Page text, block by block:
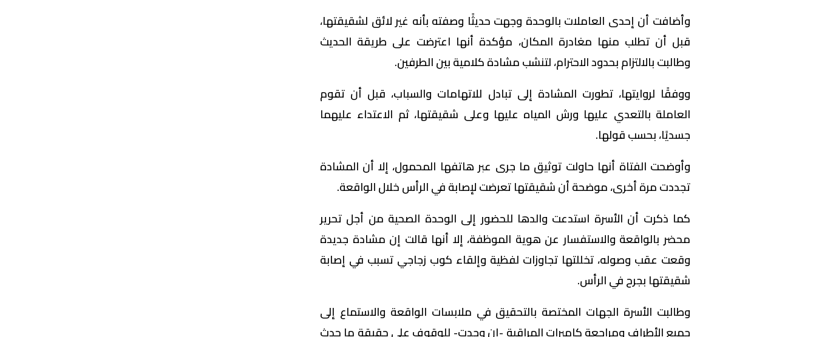
وأضافت أن إحدى العاملات بالوحدة وجهت حديثًا وصفته بأنه غير لائق لشقيقتها،
قبل أن تطلب منها مغادرة المكان، مؤكدة أنها اعترضت على طريقة الحديث
وطالبت بالالتزام بحدود الاحترام، لتنشب مشادة كلامية بين الطرفين.
ووفقًا لروايتها، تطورت المشادة إلى تبادل للاتهامات والسباب، قبل أن تقوم
العاملة بالتعدي عليها ورش المياه عليها وعلى شقيقتها، ثم الاعتداء عليهما
جسديًا، بحسب قولها.
وأوضحت الفتاة أنها حاولت توثيق ما جرى عبر هاتفها المحمول، إلا أن المشادة
تجددت مرة أخرى، موضحة أن شقيقتها تعرضت لإصابة في الرأس خلال الواقعة.
كما ذكرت أن الأسرة استدعت والدها للحضور إلى الوحدة الصحية من أجل تحرير
محضر بالواقعة والاستفسار عن هوية الموظفة، إلا أنها قالت إن مشادة جديدة
وقعت عقب وصوله، تخللتها تجاوزات لفظية وإلقاء كوب زجاجي تسبب في إصابة
شقيقتها بجرح في الرأس.
وطالبت الأسرة الجهات المختصة بالتحقيق في ملابسات الواقعة والاستماع إلى
جميع الأطراف ومراجعة كاميرات المراقبة -إن وجدت- للوقوف على حقيقة ما حدث